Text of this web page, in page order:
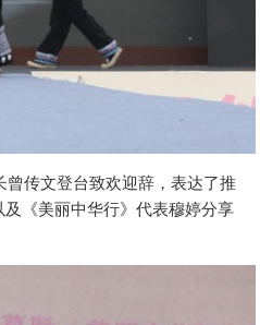
曾传文登台致欢迎辞，表达了推
《美丽中华行》代表穆婷分享